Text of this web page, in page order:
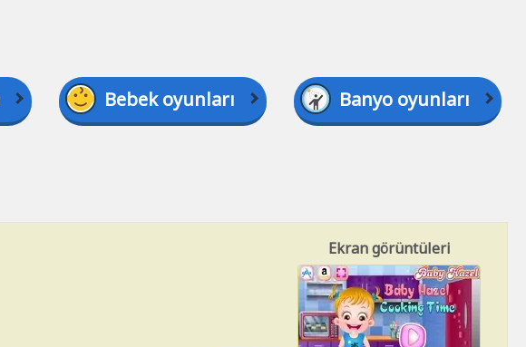
Bebek oyunları Banyo oyunları
Ekran görüntüleri